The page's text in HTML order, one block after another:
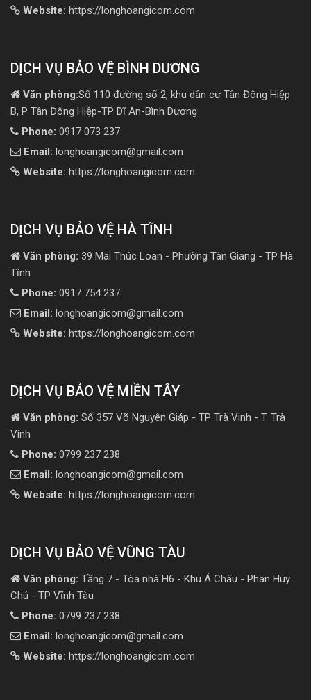
Website: https://longhoangicom.com
DỊCH VỤ BẢO VỆ BÌNH DƯƠNG
Văn phòng:Số 110 đường số 2, khu dân cư Tân Đông Hiệp
B, P Tân Đông Hiệp-TP Dĩ An-Bình Dương
Phone: 0917 073 237
Email: longhoangicom@gmail.com
Website: https://longhoangicom.com
DỊCH VỤ BẢO VỆ HÀ TĨNH
Văn phòng: 39 Mai Thúc Loan - Phường Tân Giang - TP Hà
Tĩnh
Phone: 0917 754 237
Email: longhoangicom@gmail.com
Website: https://longhoangicom.com
DỊCH VỤ BẢO VỆ MIỀN TÂY
Văn phòng: Số 357 Võ Nguyên Giáp - TP Trà Vinh - T. Trà
Vinh
Phone: 0799 237 238
Email: longhoangicom@gmail.com
Website: https://longhoangicom.com
DỊCH VỤ BẢO VỆ VŨNG TÀU
Văn phòng: Tầng 7 - Tòa nhà H6 - Khu Á Châu - Phan Huy
Chú - TP Vĩnh Tàu
Phone: 0799 237 238
Email: longhoangicom@gmail.com
Website: https://longhoangicom.com